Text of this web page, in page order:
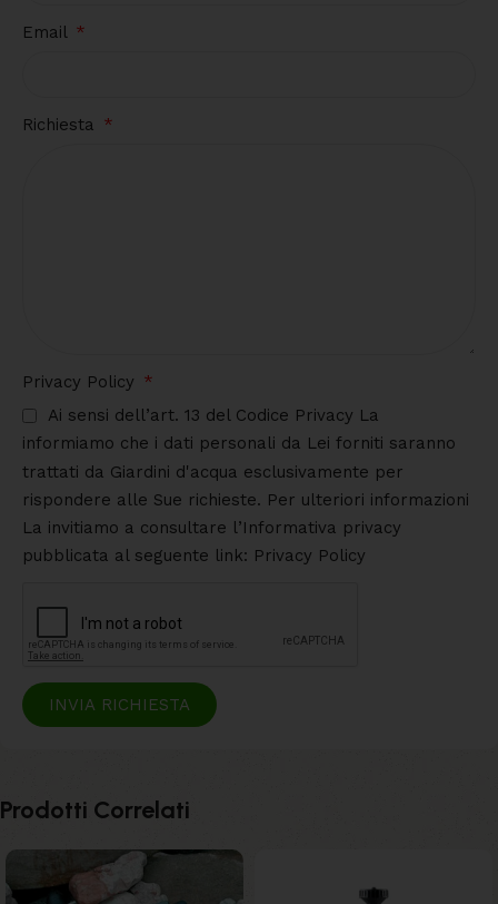
Email
Richiesta
Privacy Policy
Ai sensi dell’art. 13 del Codice Privacy La
informiamo che i dati personali da Lei forniti saranno
trattati da Giardini d'acqua esclusivamente per
rispondere alle Sue richieste. Per ulteriori informazioni
La invitiamo a consultare l’Informativa privacy
pubblicata al seguente link: Privacy Policy
INVIA RICHIESTA
Prodotti Correlati